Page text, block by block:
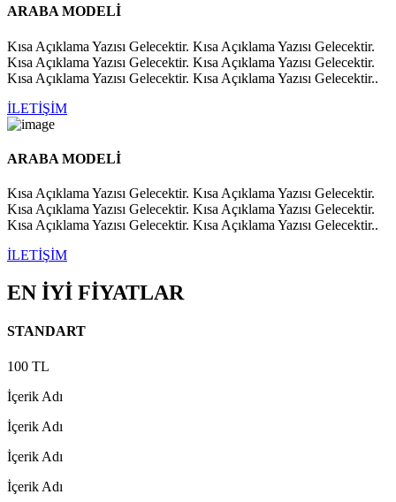
ARABA MODELİ
Kısa Açıklama Yazısı Gelecektir. Kısa Açıklama Yazısı Gelecektir.
Kısa Açıklama Yazısı Gelecektir. Kısa Açıklama Yazısı Gelecektir.
Kısa Açıklama Yazısı Gelecektir. Kısa Açıklama Yazısı Gelecektir..
İLETİŞİM
ARABA MODELİ
Kısa Açıklama Yazısı Gelecektir. Kısa Açıklama Yazısı Gelecektir.
Kısa Açıklama Yazısı Gelecektir. Kısa Açıklama Yazısı Gelecektir.
Kısa Açıklama Yazısı Gelecektir. Kısa Açıklama Yazısı Gelecektir..
İLETİŞİM
EN İYİ FİYATLAR
STANDART
100 TL
İçerik Adı
İçerik Adı
İçerik Adı
İçerik Adı